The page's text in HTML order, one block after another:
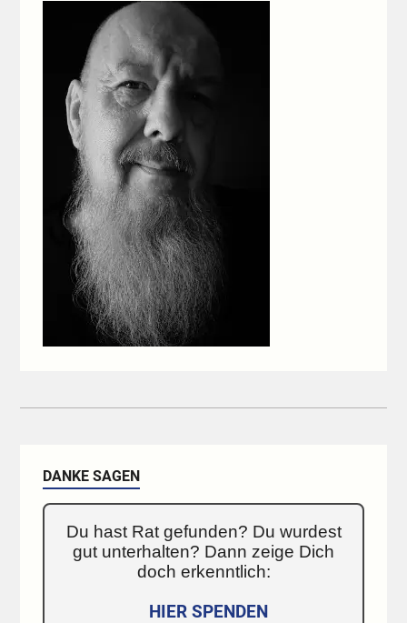
DANKE SAGEN
Du hast Rat gefunden? Du wurdest
gut unterhalten? Dann zeige Dich
doch erkenntlich:
HIER SPENDEN